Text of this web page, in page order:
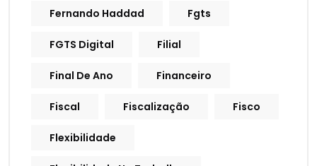
Fernando Haddad Fgts
FGTS Digital Filial
Final De Ano Financeiro
Fiscal Fiscalização Fisco
Flexibilidade